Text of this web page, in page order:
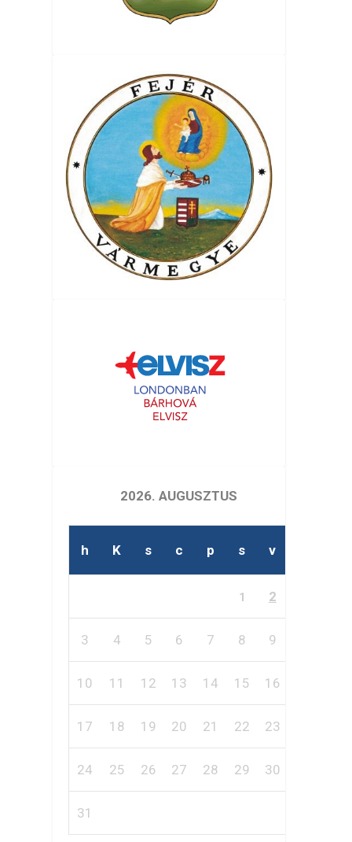
2026. AUGUSZTUS
h K s c p s v
1 2
3 4 5 6 7 8 9
10 11 12 13 14 15 16
17 18 19 20 21 22 23
24 25 26 27 28 29 30
31